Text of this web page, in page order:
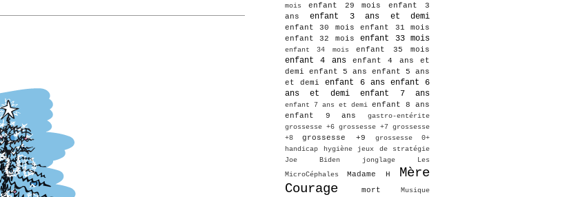
mois
enfant 29 mois
enfant 3
ans
enfant 3 ans et demi
enfant 30 mois
enfant 31 mois
enfant 32 mois
enfant 33 mois
enfant 34 mois enfant 35 mois
enfant 4 ans
enfant 4 ans et
demi
enfant 5 ans
enfant 5 ans
et demi
enfant 6 ans enfant 6
ans et demi
enfant 7 ans
enfant 7 ans et demi enfant 8 ans
enfant 9 ans
gastro-entérite
grossesse +6 grossesse +7 grossesse
+8
grossesse +9
grossesse 0+
handicap
hygiène
jeux de stratégie
Joe Biden
jonglage
Les
MicroCéphales
Madame H
Mère
Courage
mort Musique